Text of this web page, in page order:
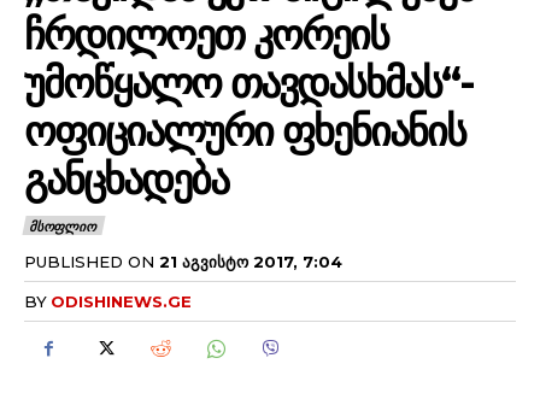
ᲩᲠᲓᲘᲚᲝᲔᲗ ᲙᲝᲠᲔᲘᲡ
ᲣᲛᲝᲬᲧᲐᲚᲝ ᲗᲐᲕᲓᲐᲡᲮᲛᲐᲡ“-
ᲝᲤᲘᲪᲘᲐᲚᲣᲠᲘ ᲤᲮᲔᲜᲘᲐᲜᲘᲡ
ᲒᲐᲜᲪᲮᲐᲓᲔᲑᲐ
ᲛᲡᲝᲤᲚᲘᲝ
PUBLISHED ON 21 ᲐᲒᲕᲘᲡᲢᲝ 2017, 7:04
BY ODISHINEWS.GE